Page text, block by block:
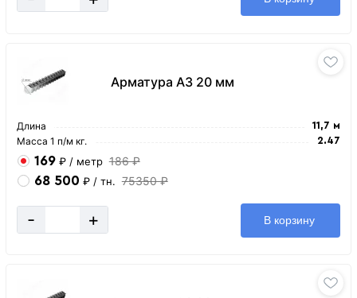
Арматура А3 20 мм
Длина 11,7 м
Масса 1 п/м кг. 2.47
169 ₽ / метр 186 ₽
68 500 ₽ / тн. 75350 ₽
- + В корзину